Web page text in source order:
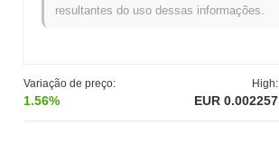
Variação de preço:
1.56%
High:
EUR 0.002257
Máxima Histórica (ATH):
~86.08%abaixo de sua ATH .
resultantes do uso dessas informações.